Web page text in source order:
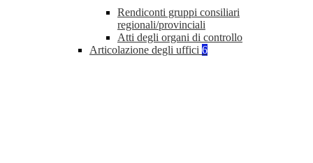
Rendiconti gruppi consiliari
regionali/provinciali
Atti degli organi di controllo
Articolazione degli uffici 6